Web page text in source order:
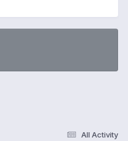
All Activity